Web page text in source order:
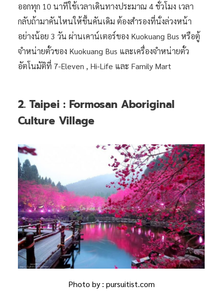
ออกทุก 10 นาทีใช้เวลาเดินทางประมาณ 4 ชั่วโมง เวลา
กลับถ้ามาคันไหนให้ขึ้นคันเดิม ต้องสำรองที่นั่งล่วงหน้า
อย่างน้อย 3 วัน ผ่านเคาน์เตอร์ของ Kuokuang Bus หรือตู้
จำหน่ายตั๋วของ Kuokuang Bus และเครื่องจำหน่ายตั๋ว
อัตโนมัติที่ 7-Eleven , Hi-Life และ Family Mart
2. Taipei : Formosan Aboriginal
Culture Village
Photo by : pursuitist.com